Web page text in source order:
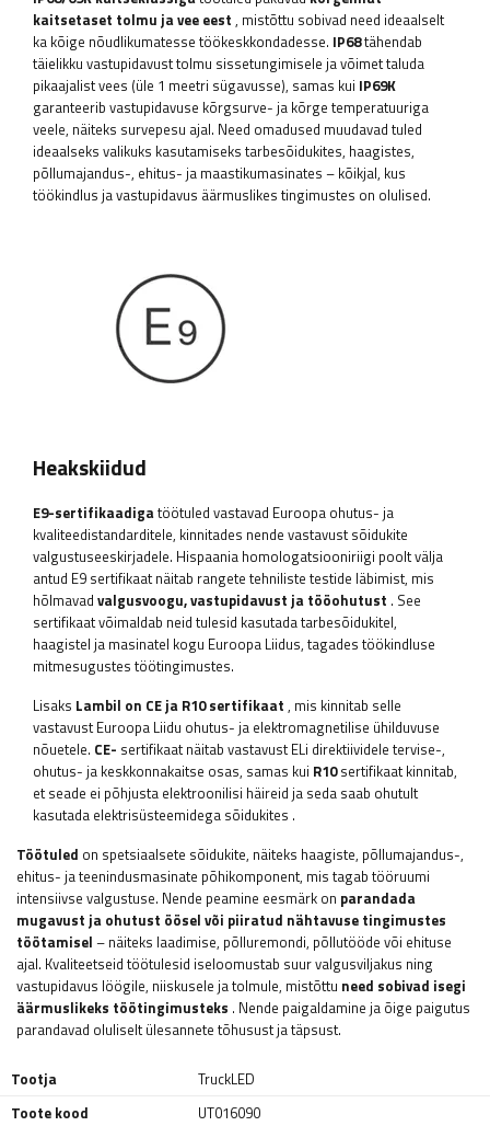
kaitsetaset tolmu ja vee eest , mistõttu sobivad need ideaalselt
ka kõige nõudlikumatesse töökeskkondadesse. IP68tähendab
täielikku vastupidavust tolmu sissetungimisele ja võimet taluda
pikaajalist vees (üle 1 meetri sügavusse), samas kui IP69K
garanteerib vastupidavuse kõrgsurve- ja kõrge temperatuuriga
veele, näiteks survepesu ajal. Need omadused muudavad tuled
ideaalseks valikuks kasutamiseks tarbesõidukites, haagistes,
põllumajandus-, ehitus- ja maastikumasinates – kõikjal, kus
töökindlus ja vastupidavus äärmuslikes tingimustes on olulised.
Heakskiidud
E9-sertifikaadigatöötuled vastavad Euroopa ohutus- ja
kvaliteedistandarditele, kinnitades nende vastavust sõidukite
valgustuseeskirjadele. Hispaania homologatsiooniriigi poolt välja
antud E9 sertifikaat näitab rangete tehniliste testide läbimist, mis
hõlmavad valgusvoogu, vastupidavust ja tööohutust . See
sertifikaat võimaldab neid tulesid kasutada tarbesõidukitel,
haagistel ja masinatel kogu Euroopa Liidus, tagades töökindluse
mitmesugustes töötingimustes.
Lisaks Lambil on CE ja R10 sertifikaat , mis kinnitab selle
vastavust Euroopa Liidu ohutus- ja elektromagnetilise ühilduvuse
nõuetele. CE- sertifikaat näitab vastavust ELi direktiividele tervise-,
ohutus- ja keskkonnakaitse osas, samas kui R10sertifikaat kinnitab,
et seade ei põhjusta elektroonilisi häireid ja seda saab ohutult
kasutada elektrisüsteemidega sõidukites .
Töötuled on spetsiaalsete sõidukite, näiteks haagiste, põllumajandus-,
ehitus- ja teenindusmasinate põhikomponent, mis tagab tööruumi
intensiivse valgustuse. Nende peamine eesmärk on parandada
mugavust ja ohutust öösel või piiratud nähtavuse tingimustes
töötamisel – näiteks laadimise, põlluremondi, põllutööde või ehituse
ajal. Kvaliteetseid töötulesid iseloomustab suur valgusviljakus ning
vastupidavus löögile, niiskusele ja tolmule, mistõttu need sobivad isegi
äärmuslikeks töötingimusteks . Nende paigaldamine ja õige paigutus
parandavad oluliselt ülesannete tõhusust ja täpsust.
Tootja
TruckLED
Toote kood
UT016090